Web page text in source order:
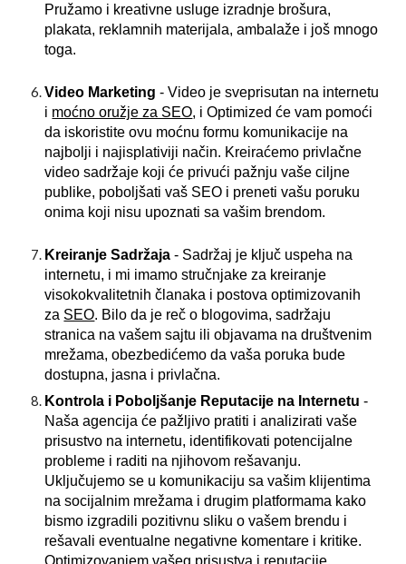
Pružamo i kreativne usluge izradnje brošura,
plakata, reklamnih materijala, ambalaže i još mnogo
toga.
Video Marketing - Video je sveprisutan na internetu
i moćno oružje za SEO, i Optimized će vam pomoći
da iskoristite ovu moćnu formu komunikacije na
najbolji i najisplativiji način. Kreiraćemo privlačne
video sadržaje koji će privući pažnju vaše ciljne
publike, poboljšati vaš SEO i preneti vašu poruku
onima koji nisu upoznati sa vašim brendom.
Kreiranje Sadržaja - Sadržaj je ključ uspeha na
internetu, i mi imamo stručnjake za kreiranje
visokokvalitetnih članaka i postova optimizovanih
za SEO. Bilo da je reč o blogovima, sadržaju
stranica na vašem sajtu ili objavama na društvenim
mrežama, obezbedićemo da vaša poruka bude
dostupna, jasna i privlačna.
Kontrola i Poboljšanje Reputacije na Internetu -
Naša agencija će pažljivo pratiti i analizirati vaše
prisustvo na internetu, identifikovati potencijalne
probleme i raditi na njihovom rešavanju.
Uključujemo se u komunikaciju sa vašim klijentima
na socijalnim mrežama i drugim platformama kako
bismo izgradili pozitivnu sliku o vašem brendu i
rešavali eventualne negativne komentare i kritike.
Optimizovanjem vašeg prisustva i reputacije,